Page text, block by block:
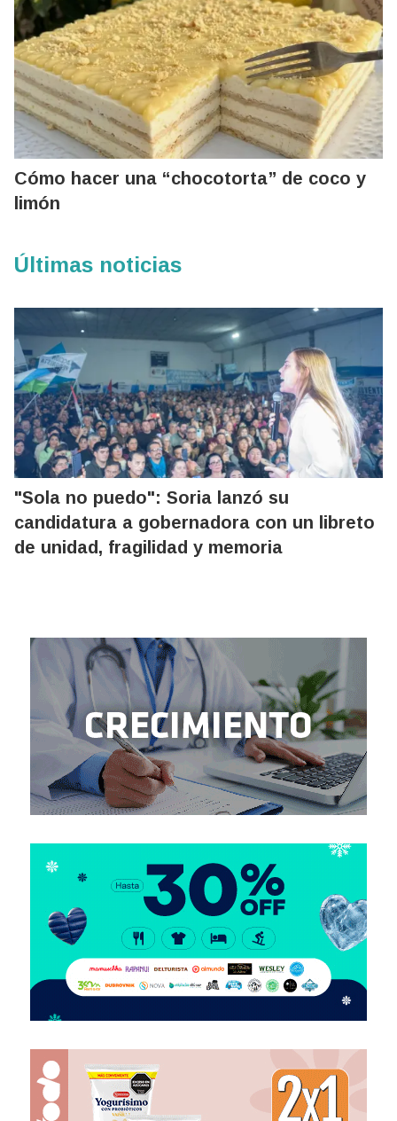
Cómo hacer una “chocotorta” de coco y
limón
Últimas noticias
"Sola no puedo": Soria lanzó su
candidatura a gobernadora con un libreto
de unidad, fragilidad y memoria